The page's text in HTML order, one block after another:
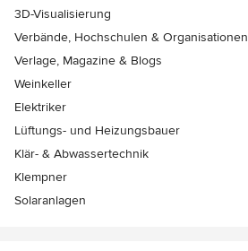
3D-Visualisierung
Verbände, Hochschulen & Organisationen
Verlage, Magazine & Blogs
Weinkeller
Elektriker
Lüftungs- und Heizungsbauer
Klär- & Abwassertechnik
Klempner
Solaranlagen